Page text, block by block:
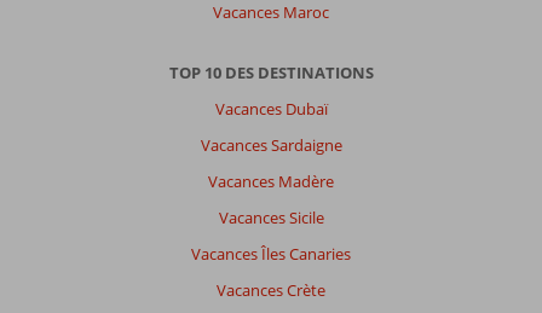
Vacances Maroc
TOP 10 DES DESTINATIONS
Vacances Dubaï
Vacances Sardaigne
Vacances Madère
Vacances Sicile
Vacances Îles Canaries
Vacances Crète